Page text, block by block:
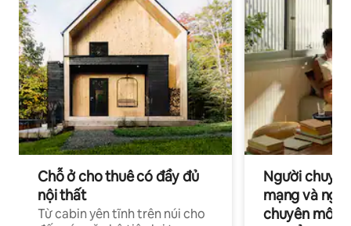
Chỗ ở cho thuê có đầy đủ
nội thất
Từ cabin yên tĩnh trên núi cho
Người
mạng và
chuyên môn